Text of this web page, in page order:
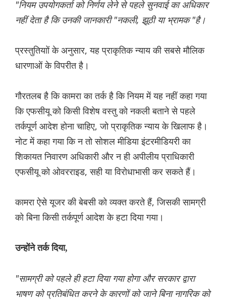
"नियम उपयोगकर्ता को निर्णय लेने से पहले सुनवाई का अधिकार
नहीं देता है कि उनकी जानकारी "नकली, झूठी या भ्रामक "है।
प्रस्तुतियाों के अनुसार, यह प्राकृतिक न्याय की सबसे मौलिक
धारणाओं के विपरीत है।
गौरतलब है कि कामरा का तर्क है कि नियम में यह नहीं कहा गया
कि एफसीयू को किसी विशेष वस्तु को नकली बताने से पहले
तर्कपूर्ण आदेश होना चाहिए, जो प्राकृतिक न्याय के खिलाफ है।
नोट में कहा गया कि न तो सोशल मीडिया इंटरमीडियरी का
शिकायत निवारण अधिकारी और न ही अपीलीय प्राधिकारी
एफसीयू को ओवरराइड, सही या विरोधाभासी कर सकते हैं।
कामरा ऐसे यूजर की बेबसी को व्यक्त करते हैं, जिसकी सामग्री
को बिना किसी तर्कपूर्ण आदेश के हटा दिया गया।
उन्होंने तर्क दिया,
"सामग्री को पहले ही हटा दिया गया होगा और सरकार द्वारा
भाषण को प्रतिबंधित करने के कारणों को जाने बिना नागरिक को